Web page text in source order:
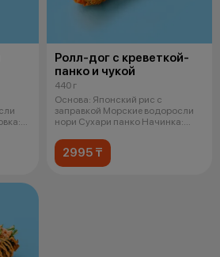
Ролл-дог с креветкой-
панко и чукой
440 г
Основа: Японский рис с
заправкой Морские водоросли
нори Сухари панко Начинка:
2995 ₸